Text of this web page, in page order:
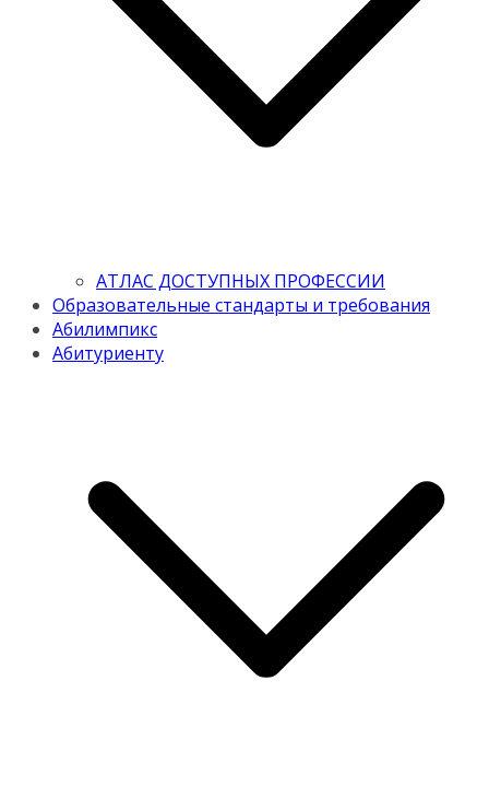
АТЛАС ДОСТУПНЫХ ПРОФЕССИИ
Образовательные стандарты и требования
Абилимпикс
Абитуриенту